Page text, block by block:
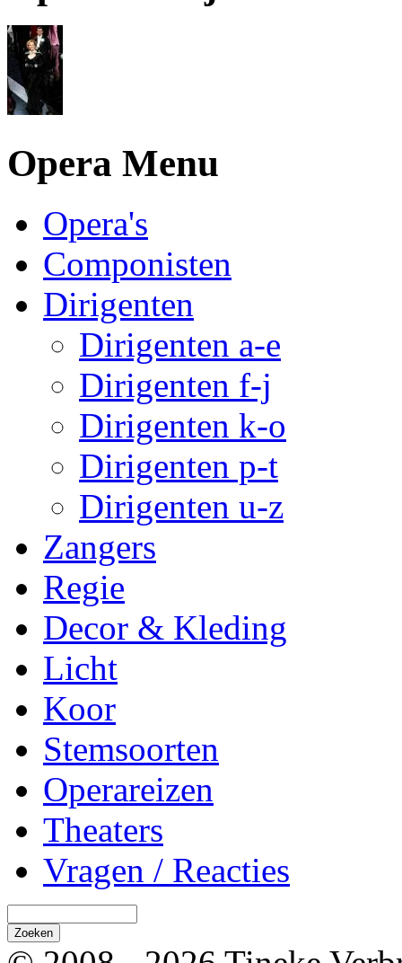
Opera Menu
Opera's
Componisten
Dirigenten
Dirigenten a-e
Dirigenten f-j
Dirigenten k-o
Dirigenten p-t
Dirigenten u-z
Zangers
Regie
Decor & Kleding
Licht
Koor
Stemsoorten
Operareizen
Theaters
Vragen / Reacties